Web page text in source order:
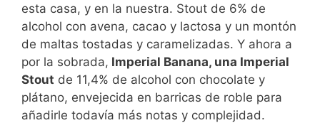
esta casa, y en la nuestra. Stout de 6% de
alcohol con avena, cacao y lactosa y un montón
de maltas tostadas y caramelizadas. Y ahora a
por la sobrada, Imperial Banana, una Imperial
Stout de 11,4% de alcohol con chocolate y
plátano, envejecida en barricas de roble para
añadirle todavía más notas y complejidad.